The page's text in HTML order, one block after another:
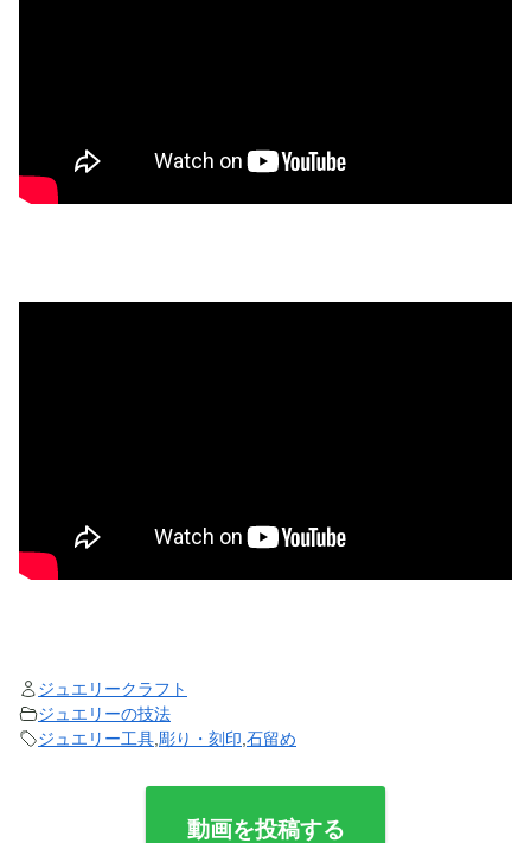
ジュエリークラフト
ジュエリーの技法
ジュエリー工具 彫り・刻印 石留め
動画を投稿する